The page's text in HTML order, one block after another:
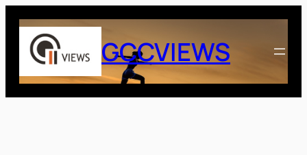
Saltar
contenido
GCCVIEWS